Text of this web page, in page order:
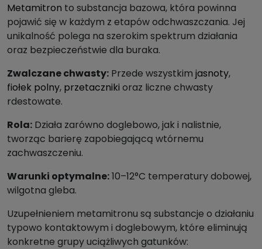
Metamitron to substancja bazowa, która powinna
pojawić się w każdym z etapów odchwaszczania. Jej
unikalność polega na szerokim spektrum działania
oraz bezpieczeństwie dla buraka.
Zwalczane chwasty: Przede wszystkim jasnoty,
fiołek polny, przetaczniki oraz liczne chwasty
rdestowate.
Rola: Działa zarówno doglebowo, jak i nalistnie,
tworząc barierę zapobiegającą wtórnemu
zachwaszczeniu.
Warunki optymalne:10–12°C temperatury dobowej,
wilgotna gleba.
Uzupełnieniem metamitronu są substancje o działaniu
typowo kontaktowym i doglebowym, które eliminują
konkretne grupy uciążliwych gatunków: